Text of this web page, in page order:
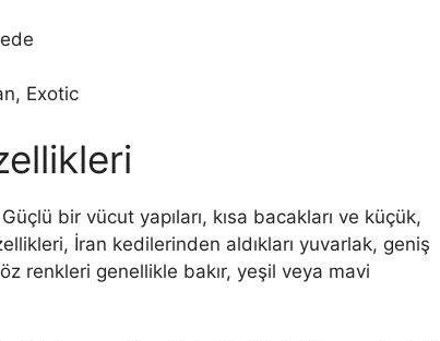
Exotic
bir vücut yapıları, kısa bacakları ve küçük,
İran kedilerinden aldıkları yuvarlak, geniş
renkleri genellikle bakır, yeşil veya mavi